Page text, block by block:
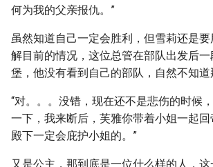
何为我的父亲报仇。”
虽然知道自己一定会胜利，但雪莉还是
解目前的情况，这位总管在部队出发后
堡，他没有看到自己的部队，自然不知道
“对。。。没错，现在还不是悲伤的时候
一下，我来断后，芙雅你带着小姐一起
殿下一定会庇护小姐的。”
又是公主，那到底是一位什么样的人，